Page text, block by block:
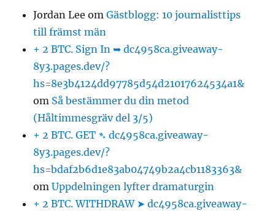
Jordan Lee omGästblogg: 10 journalisttips
till främst män
+ 2 BTC. Sign In ➥ dc4958ca.giveaway-
8y3.pages.dev/?
hs=8e3b4124dd97785d54d21017624534a1&
om Så bestämmer du din metod
(Håltimmesgräv del 3/5)
+ 2 BTC. GET ➴ dc4958ca.giveaway-
8y3.pages.dev/?
hs=bdaf2b6d1e83ab04749b2a4cb1183363&
omUppdelningen lyfter dramaturgin
+ 2 BTC. WITHDRAW ➤ dc4958ca.giveaway-